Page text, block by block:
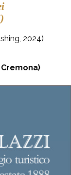
2024)
Cremona)